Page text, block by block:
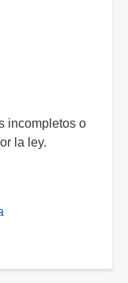
incompletos o
la ley.